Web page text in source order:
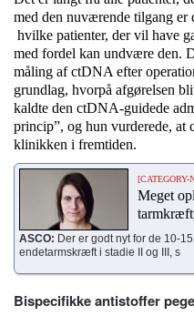
med den nuværende tilgang
hvilke patienter, der vil have
med fordel kan undvære den.
måling af ctDNA efter
grundlag, hvorpå afgørelsen
kaldte den ctDNA-guidede
princip”, og hun vurderede,
klinikken i fremtiden.
[CATEGORY-
Meget
ASCO: Der er godt nyt for de 10-
endetarmskræft i stadie II og III, s
Bispecifikke antistoffer